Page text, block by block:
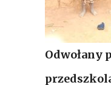
Odwołany